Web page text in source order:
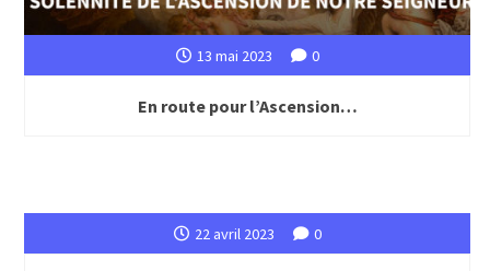
13 mai 2023 0
En route pour l’Ascension…
22 avril 2023 0